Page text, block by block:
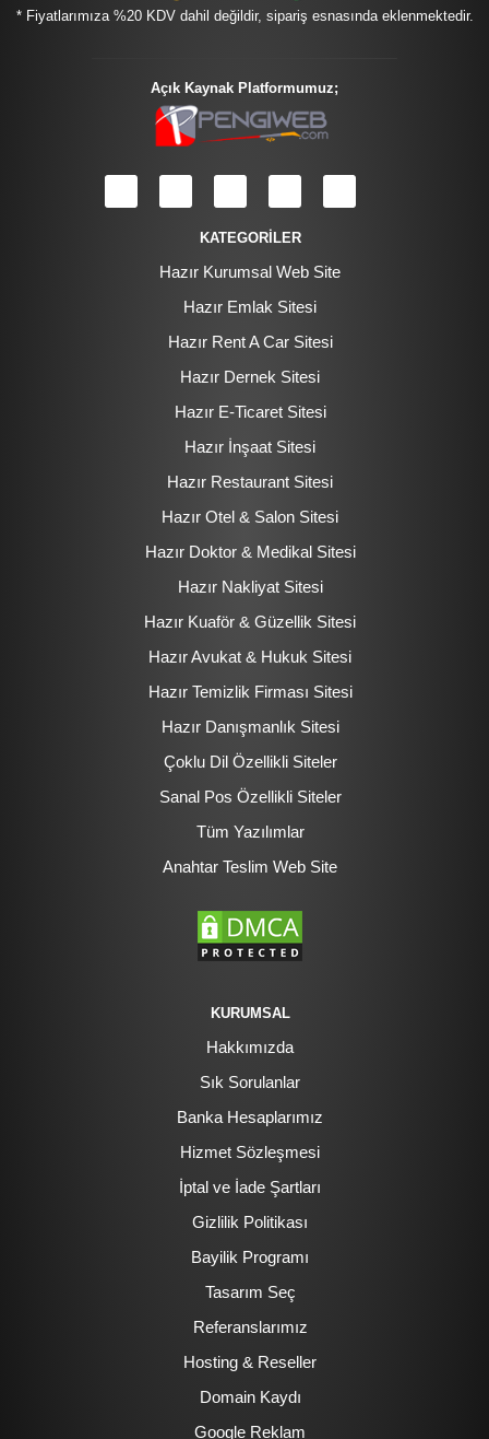
* Fiyatlarımıza %20 KDV dahil değildir, sipariş esnasında eklenmektedir.
Açık Kaynak Platformumuz;
KATEGORİLER
Hazır Kurumsal Web Site
Hazır Emlak Sitesi
Hazır Rent A Car Sitesi
Hazır Dernek Sitesi
Hazır E-Ticaret Sitesi
Hazır İnşaat Sitesi
Hazır Restaurant Sitesi
Hazır Otel & Salon Sitesi
Hazır Doktor & Medikal Sitesi
Hazır Nakliyat Sitesi
Hazır Kuaför & Güzellik Sitesi
Hazır Avukat & Hukuk Sitesi
Hazır Temizlik Firması Sitesi
Hazır Danışmanlık Sitesi
Çoklu Dil Özellikli Siteler
Sanal Pos Özellikli Siteler
Tüm Yazılımlar
Anahtar Teslim Web Site
KURUMSAL
Hakkımızda
Sık Sorulanlar
Banka Hesaplarımız
Hizmet Sözleşmesi
İptal ve İade Şartları
Gizlilik Politikası
Bayilik Programı
Tasarım Seç
Referanslarımız
Hosting & Reseller
Domain Kaydı
Google Reklam